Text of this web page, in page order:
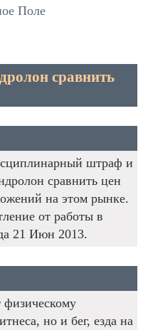
Поле
сравнить
штраф и
сравнить цен
на этом рынке.
от работы в
21 Июн 2013.
но и бег, езда на